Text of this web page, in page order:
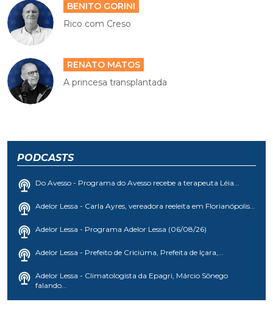
BENITO GORINI
Rico com Creso
RENATO MATOS
A princesa transplantada
PODCASTS
Do Avesso - Programa do Avesso recebe a terapeuta Léia...
Adelor Lessa - Carla Ayres, vereadora reeleita em Florianópolis...
Adelor Lessa - Programa Adelor Lessa (06/08/26)
Adelor Lessa - Prefeito de Criciúma, Prefeita de Içara,...
Adelor Lessa - Climatologista da Epagri, Márcio Sônego
falando...